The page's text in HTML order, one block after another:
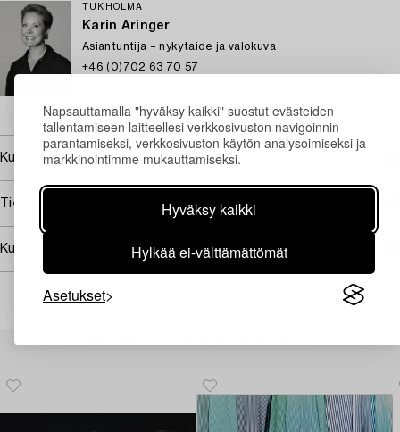
Napsauttamalla "hyväksy kaikki" suostut evästeiden
tallentamiseen laitteellesi verkkosivuston navigoinnin
parantamiseksi, verkkosivuston käytön analysoimiseksi ja
markkinointimme mukauttamiseksi.
Hyväksy kaikki
Hylkää ei-välttämättömät
Asetukset
TUKHOLMA
Karin Aringer
Asiantuntija – nykytaide ja valokuva
+46 (0)702 63 70 57
→ Kysyttyjä esineitä
Kuuluu jälleenmyyntikorvauksen piiriin
Tietoa ostamisesta
Kuvan käyttöoikeudet